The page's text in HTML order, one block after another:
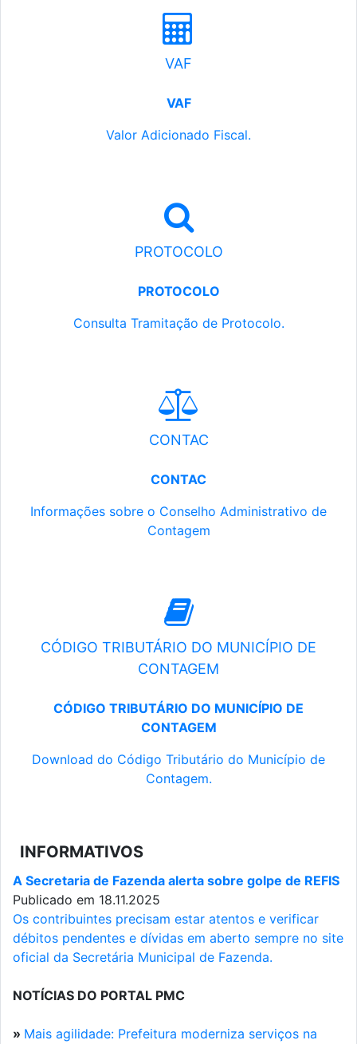
VAF
VAF
Valor Adicionado Fiscal.
PROTOCOLO
PROTOCOLO
Consulta Tramitação de Protocolo.
CONTAC
CONTAC
Informações sobre o Conselho Administrativo de
Contagem
CÓDIGO TRIBUTÁRIO DO MUNICÍPIO DE
CONTAGEM
CÓDIGO TRIBUTÁRIO DO MUNICÍPIO DE
CONTAGEM
Download do Código Tributário do Município de
Contagem.
INFORMATIVOS
A Secretaria de Fazenda alerta sobre golpe de REFIS
Publicado em 18.11.2025
Os contribuintes precisam estar atentos e verificar
débitos pendentes e dívidas em aberto sempre no site
oficial da Secretária Municipal de Fazenda.
NOTÍCIAS DO PORTAL PMC
» Mais agilidade: Prefeitura moderniza serviços na